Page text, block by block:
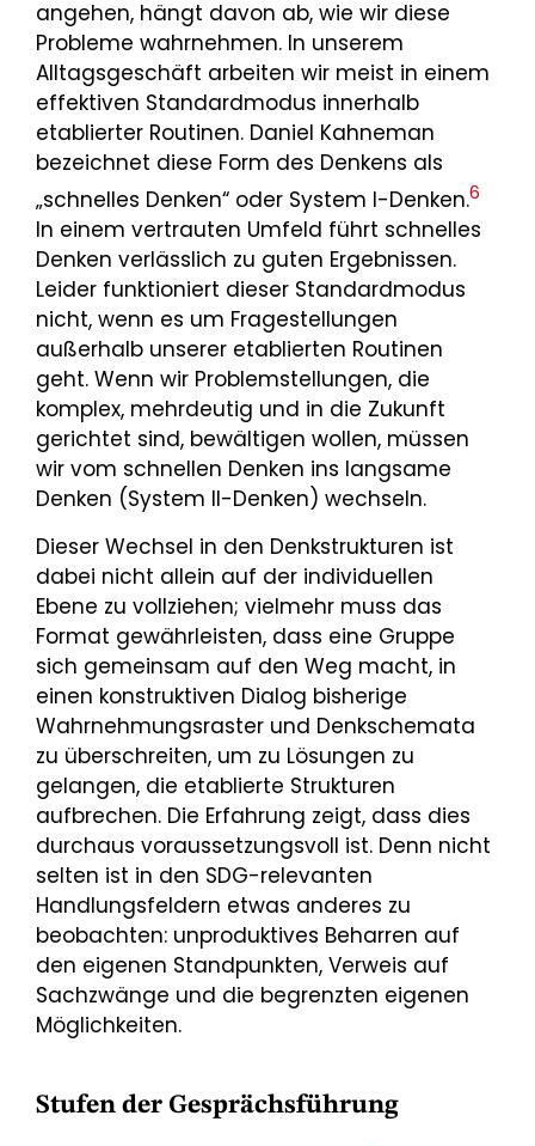
angehen, hängt davon ab, wie wir diese
Probleme wahrnehmen. In unserem
Alltagsgeschäft arbeiten wir meist in einem
effektiven Standardmodus innerhalb
etablierter Routinen. Daniel Kahneman
bezeichnet diese Form des Denkens als
„schnelles Denken“ oder System I-Denken.6
In einem vertrauten Umfeld führt schnelles
Denken verlässlich zu guten Ergebnissen.
Leider funktioniert dieser Standardmodus
nicht, wenn es um Fragestellungen
außerhalb unserer etablierten Routinen
geht. Wenn wir Problemstellungen, die
komplex, mehrdeutig und in die Zukunft
gerichtet sind, bewältigen wollen, müssen
wir vom schnellen Denken ins langsame
Denken (System II-Denken) wechseln.
Dieser Wechsel in den Denkstrukturen ist
dabei nicht allein auf der individuellen
Ebene zu vollziehen; vielmehr muss das
Format gewährleisten, dass eine Gruppe
sich gemeinsam auf den Weg macht, in
einen konstruktiven Dialog bisherige
Wahrnehmungsraster und Denkschemata
zu überschreiten, um zu Lösungen zu
gelangen, die etablierte Strukturen
aufbrechen. Die Erfahrung zeigt, dass dies
durchaus voraussetzungsvoll ist. Denn nicht
selten ist in den SDG-relevanten
Handlungsfeldern etwas anderes zu
beobachten: unproduktives Beharren auf
den eigenen Standpunkten, Verweis auf
Sachzwänge und die begrenzten eigenen
Möglichkeiten.
Stufen der Gesprächsführung